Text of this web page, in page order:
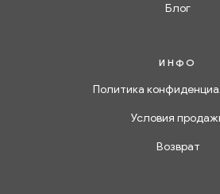
Блог
ИНФО
Политика
Условия
Возврат